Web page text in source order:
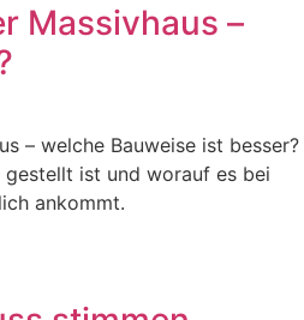
Massivhaus –
– welche Bauweise ist besser?
gestellt ist und worauf es bei
ankommt.